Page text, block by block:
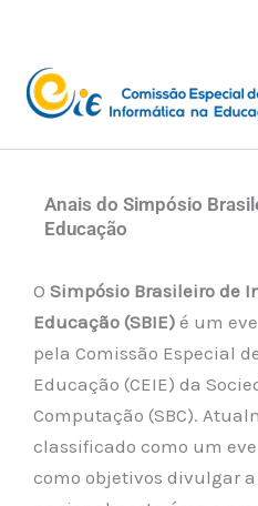
conteúdo
Anais do Simpósio
Educação
O Simpósio Brasileiro de
Educação (SBIE) é um
pela Comissão Especial
Educação (CEIE) da
Computação (SBC).
classificado como um
como objetivos divulgar